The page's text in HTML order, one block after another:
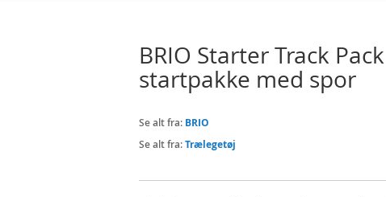
BRIO Starter Track
startpakke med spor
Se alt fra: BRIO
Se alt fra:Trælegetøj